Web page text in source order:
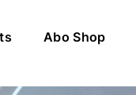
Abo Shop